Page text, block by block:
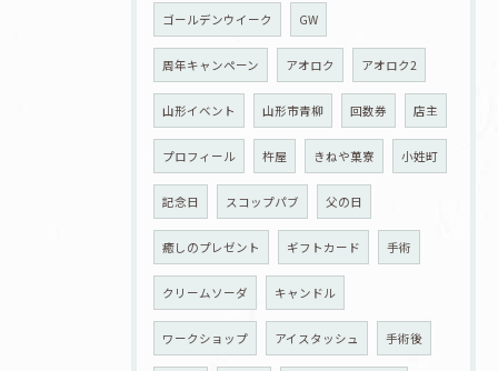
ゴールデンウイーク GW
周年キャンペーン アオロク アオロク2
山形イベント 山形市青柳 回数券 店主
プロフィール 杵屋 きねや菓寮 小姓町
記念日 スコップパブ 父の日
癒しのプレゼント ギフトカード 手術
クリームソーダ キャンドル
ワークショップ アイスタッシュ 手術後